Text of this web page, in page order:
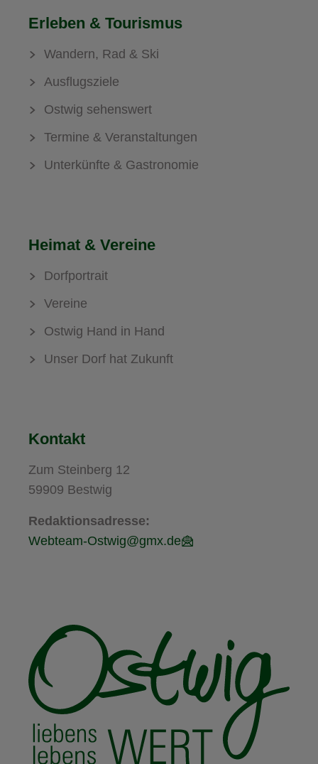
Erleben & Tourismus
Wandern, Rad & Ski
Ausflugsziele
Ostwig sehenswert
Termine & Veranstaltungen
Unterkünfte & Gastronomie
Heimat & Vereine
Dorfportrait
Vereine
Ostwig Hand in Hand
Unser Dorf hat Zukunft
Kontakt
Zum Steinberg 12
59909 Bestwig
Redaktionsadresse:
Webteam-Ostwig@gmx.de